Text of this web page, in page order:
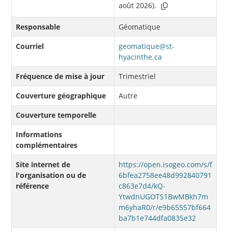
août 2026).
Responsable
Géomatique
Courriel
geomatique@st-
hyacinthe.ca
Fréquence de mise à jour
Trimestriel
Couverture géographique
Autre
Couverture temporelle
Informations
complémentaires
Site internet de
l'organisation ou de
référence
https://open.isogeo.com/s/f
6bfea2758ee48d992840791
c863e7d4/kQ-
YtwdnUGOTS1BwMBkh7m
m6yhaR0/r/e9b65557bf664
ba7b1e744dfa0835e32